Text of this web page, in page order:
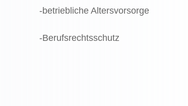
-betriebliche Altersvorsorge
-Berufsrechtsschutz